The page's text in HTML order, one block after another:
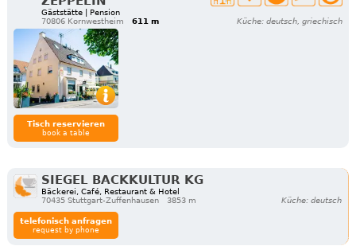
Gäststätte | Pension
70806 Kornwestheim
611 m Küche: deutsch, griechisch
Tisch reservieren
book a table
SIEGEL BACKKULTUR KG
Bäckerei, Café, Restaurant & Hotel
70435 Stuttgart-Zuffenhausen
3853 m Küche: deutsch
telefonisch anfragen
request by phone